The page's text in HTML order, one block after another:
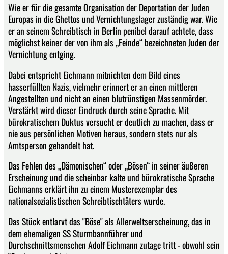
Wie er für die gesamte Organisation der Deportation der Juden
Europas in die Ghettos und Vernichtungslager zuständig war. Wie
er an seinem Schreibtisch in Berlin penibel darauf achtete, dass
möglichst keiner der von ihm als „Feinde“ bezeichneten Juden der
Vernichtung entging.
Dabei entspricht Eichmann mitnichten dem Bild eines
hasserfüllten Nazis, vielmehr erinnert er an einen mittleren
Angestellten und nicht an einen blutrünstigen Massenmörder.
Verstärkt wird dieser Eindruck durch seine Sprache. Mit
bürokratischem Duktus versucht er deutlich zu machen, dass er
nie aus persönlichen Motiven heraus, sondern stets nur als
Amtsperson gehandelt hat.
Das Fehlen des „Dämonischen“ oder „Bösen“ in seiner äußeren
Erscheinung und die scheinbar kalte und bürokratische Sprache
Eichmanns erklärt ihn zu einem Musterexemplar des
nationalsozialistischen Schreibtischtäters wurde.
Das Stück entlarvt das "Böse" als Allerweltserscheinung, das in
dem ehemaligen SS Sturmbannführer und
Durchschnittsmenschen Adolf Eichmann zutage tritt - obwohl sein